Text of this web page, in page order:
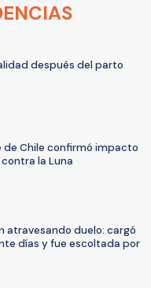
después del parto
de Chile confirmó impacto
la Luna
atravesando duelo: cargó
días y fue escoltada por